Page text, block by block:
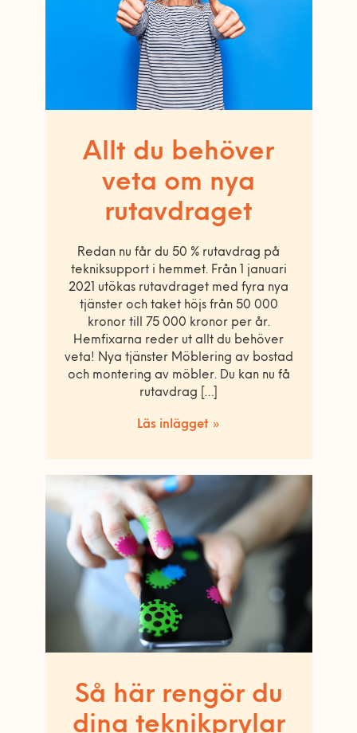
Allt du behöver
veta om nya
rutavdraget
Redan nu får du 50 % rutavdrag på
tekniksupport i hemmet. Från 1 januari
2021 utökas rutavdraget med fyra nya
tjänster och taket höjs från 50 000
kronor till 75 000 kronor per år.
Hemfixarna reder ut allt du behöver
veta! Nya tjänster Möblering av bostad
och montering av möbler. Du kan nu få
rutavdrag […]
Läs inlägget »
Så här rengör du
dina teknikprylar